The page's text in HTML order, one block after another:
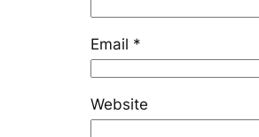
Email *
Website